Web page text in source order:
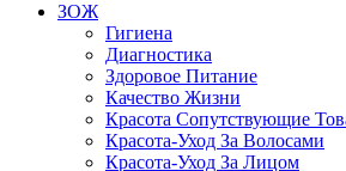
ЗОЖ
Гигиена
Диагностика
Здоровое Питание
Качество Жизни
Красота Сопутствующие
Красота-Уход За Волосами
Красота-Уход За Лицом